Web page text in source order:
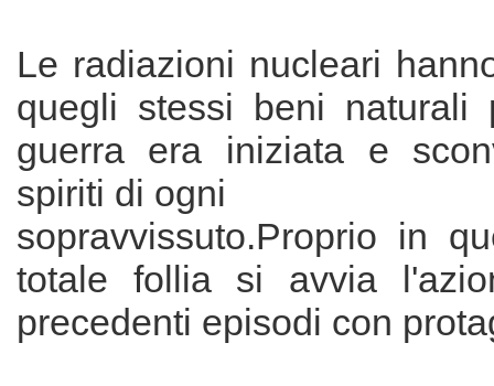
Le radiazioni nucleari
quegli stessi beni
guerra era iniziata e
spiriti di ogni
sopravvissuto.Proprio in
totale follia si avvia
precedenti episodi con